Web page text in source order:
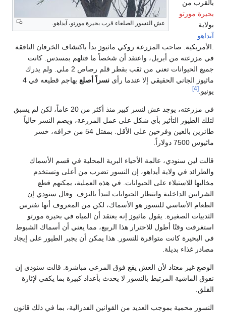
عش النسور الصلعاء قرب بحيرة مورتو، آيداهو.
بالقرب من
بحيرة مورتو
بولاية
آيداهو
.الأمريكية. صاحب المزرعة روكي ماثيوز بدأ باكتشاف الخرفان النافقة
في مزرعته من أبريل، واعتقد أن شخصاً ما قتلهم بمسدس. كانت
جميع الحيوانات تعني من ثقب بقطر قلم رصاص 2 ملي. ولم يدرك
ماثيوز الجاني الحقيقي إلا عندما رأى نسراً أصلع
يهاجم قطيعه في 4
يونيو.
في مزرعته، يوجد عش لنسر كبير منذ أكثر من 20 عاماً، لكن لم يسبق
لتلك الطيور التأثير بأي شكل على عمل المزرعة، ويضم النسر حالياً
طائرين بالغين وفرخين على الأقل. بمقتل 54 من خرافه، خسر
ماثيوس 7500 دولاراً.
قالت لين سنودي، عالمة الأحياء البرية المحلية في قسم الأسماك
والطرائد في ولاية أيداهو، إن النسور تضرب من أعلى وتستخدم
مخالبها للاستيلاء على الحيوانات. في هذه العملية، يمكنهم قطع
الشرايين الداخلية وانتظار الحيوانات لتبدأ بالنزف. وقال سنودي إن
الطعام الأساسي للنسور هو الأسماك، لكن من المعروف أنها تفترس
الثدييات الصغيرة. يقول ماثيوز إنه يعتقد أن المياه في بحيرة مورتو
استغرقت وقتًا أطول للاحترار هذا الربيع، مما يعني أن أسماك الشبوط
في البحيرة كانت متوافرة للنسور. هذا يمكن أن يجبر الطيور على إيجاد
مصادر غذاء بديلة.
الوضع غير معتاد لأن العش يقع فوق المرعى مباشرة. قالت سنودي إن
نفوق الماشية المرتبط بالنسور لا يحدث بأعداد كبيرة بما يكفي لإثارة
القلق.
النسور محمية بموجب العديد من القوانين الفدرالية، بما في ذلك قانون